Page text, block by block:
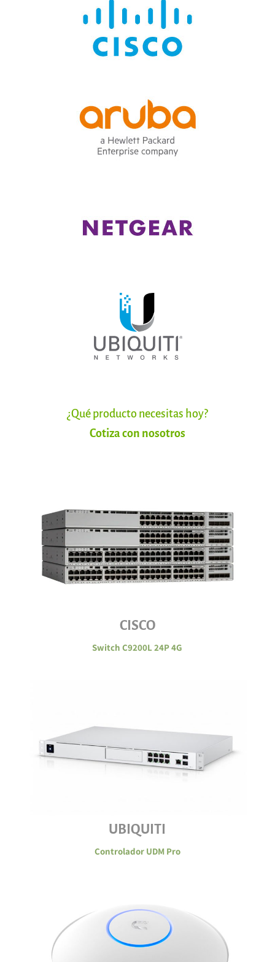
¿Qué producto necesitas hoy?
Cotiza con nosotros
CISCO
Switch C9200L 24P 4G
UBIQUITI
Controlador UDM Pro